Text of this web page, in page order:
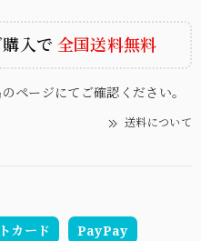
入で 全国送料無料
ページにてご確認ください。
送料について
カード PayPay